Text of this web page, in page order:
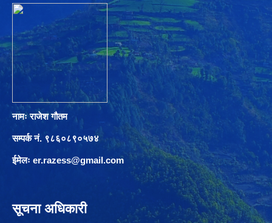
नामः राजेश गौतम
सम्पर्क नं. ९८६०८९०५७४
ईमेलः er.razess@gmail.com
सूचना अधिकारी